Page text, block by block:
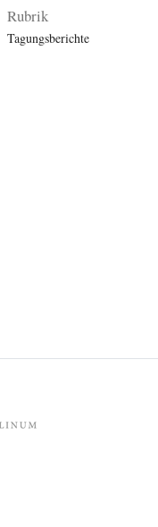
Rubrik
Tagungsberichte